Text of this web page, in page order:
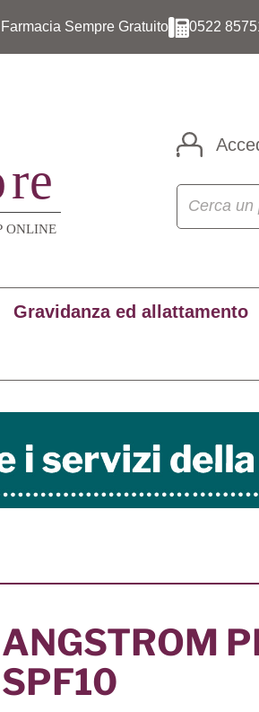
Sempre Gratuito 0522
Gravidanza ed allattamento
ANGSTROM
SPF10